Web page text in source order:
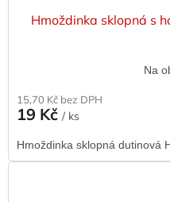
Hmoždinka sklopná s
Na
15,70 Kč bez DPH
19 Kč / ks
Hmoždinka sklopná dutinová